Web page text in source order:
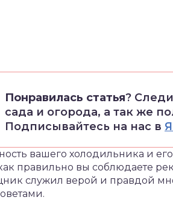
Понравилась статья?
сада и огорода, а так же
Подписывайтесь на нас в
вашего холодильника и
как правильно вы соблюдаете
служил верой и правдой